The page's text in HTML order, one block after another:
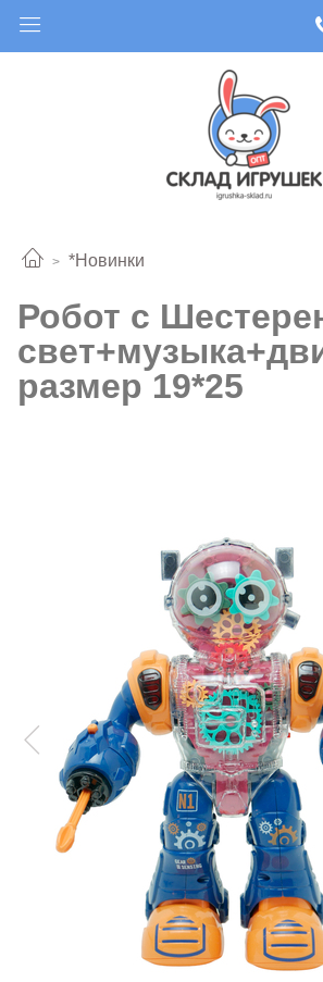
*Новинки
Робот с
размер 19*25